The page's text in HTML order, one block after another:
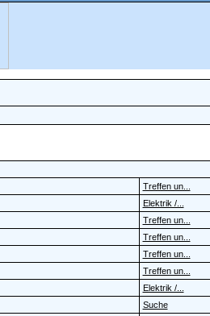
Treffen un...
Elektrik /...
Treffen un...
Treffen un...
Treffen un...
Treffen un...
Elektrik /...
Suche